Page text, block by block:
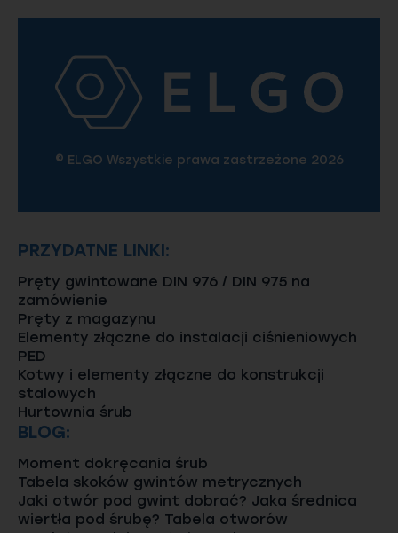
© ELGO Wszystkie prawa zastrzeżone 2026
PRZYDATNE LINKI:
Pręty gwintowane DIN 976 / DIN 975 na
zamówienie
Pręty z magazynu
Elementy złączne do instalacji ciśnieniowych
PED
Kotwy i elementy złączne do konstrukcji
stalowych
Hurtownia śrub
BLOG:
Moment dokręcania śrub
Tabela skoków gwintów metrycznych
Jaki otwór pod gwint dobrać? Jaka średnica
wiertła pod śrubę? Tabela otworów